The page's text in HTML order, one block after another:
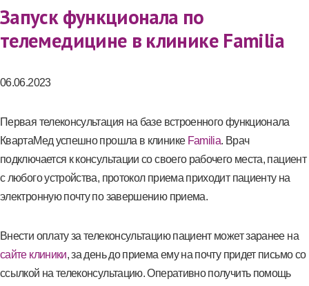
Запуск функционала по
телемедицине в клинике Familia
06.06.2023
Первая телеконсультация на базе встроенного функционала
КвартаМед успешно прошла в клинике Familia. Врач
подключается к консультации со своего рабочего места, пациент
с любого устройства, протокол приема приходит пациенту на
электронную почту по завершению приема.
Внести оплату за телеконсультацию пациент может заранее на
сайте клиники, за день до приема ему на почту придет письмо со
ссылкой на телеконсультацию. Оперативно получить помощь